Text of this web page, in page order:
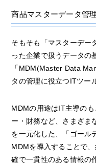
商品マスターデータ管
そもそも「マスターデー
った企業で扱うデータの
「MDM(Master Data
タの管理に役立つITツー
MDMの用途はIT主導の
ー・財務など、さまざま
を一元化した、「ゴール
MDMを導入することで
確で一貫性のある情報の